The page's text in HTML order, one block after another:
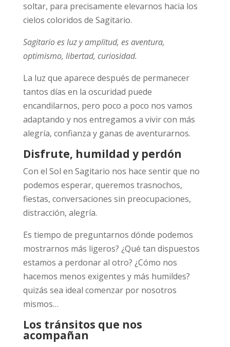
soltar, para precisamente elevarnos hacia los
cielos coloridos de Sagitario.
Sagitario es luz y amplitud, es aventura,
optimismo, libertad, curiosidad.
La luz que aparece después de permanecer
tantos días en la oscuridad puede
encandilarnos, pero poco a poco nos vamos
adaptando y nos entregamos a vivir con más
alegría, confianza y ganas de aventurarnos.
Disfrute, humildad y perdón
Con el Sol en Sagitario nos hace sentir que no
podemos esperar, queremos trasnochos,
fiestas, conversaciones sin preocupaciones,
distracción, alegría.
Es tiempo de preguntarnos dónde podemos
mostrarnos más ligeros? ¿Qué tan dispuestos
estamos a perdonar al otro? ¿Cómo nos
hacemos menos exigentes y más humildes?
quizás sea ideal comenzar por nosotros
mismos…
Los tránsitos que nos
acompañan